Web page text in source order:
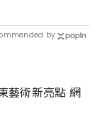
by
藝術新亮點 網